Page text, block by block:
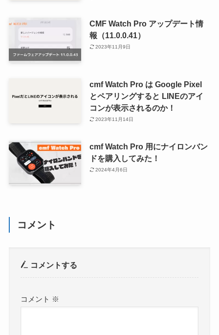
CMF Watch Pro アップデート情
報（11.0.0.41）
2023年11月9日
cmf Watch Pro は Google Pixel
とペアリングすると LINEのアイ
コンが表示されるのか！
2023年11月14日
cmf Watch Pro 用にナイロンバン
ドを購入してみた！
2024年4月6日
コメント
コメントする
コメント ※